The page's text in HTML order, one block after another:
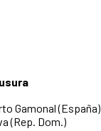
Gamonal (España)
(Rep. Dom.)